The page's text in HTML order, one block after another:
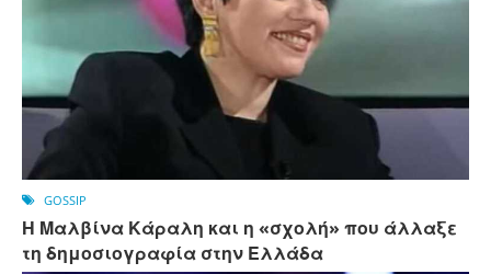
GOSSIP
Η Μαλβίνα Κάραλη και η «σχολή» που άλλαξε
τη δημοσιογραφία στην Ελλάδα